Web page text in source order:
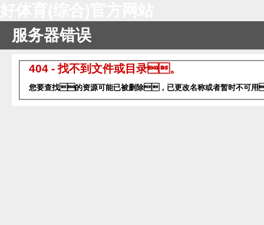
服务器错误
404 - 找不到文件或目录。
您要查找的资源可能已被删除，已更改名称或者暂时不可